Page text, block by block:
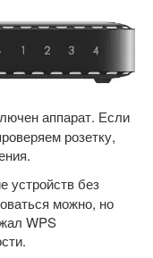
аппарат. Если
розетку,
устройств без
можно, но
WPS